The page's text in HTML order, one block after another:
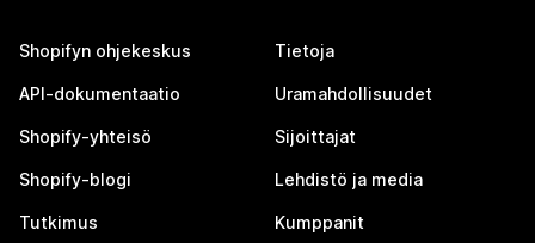
Shopifyn ohjekeskus
API-dokumentaatio
Shopify-yhteisö
Shopify-blogi
Tutkimus
Tietoja
Uramahdollisuudet
Sijoittajat
Lehdistö ja media
Kumppanit